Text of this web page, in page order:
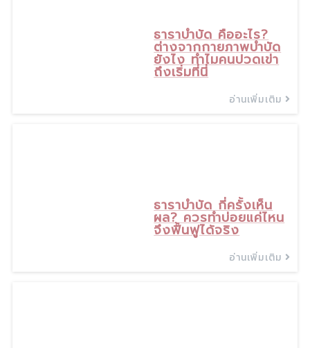
ธาราบำบัด คืออะไร?
ต่างจากกายภาพบำบัด
ยังไง ทำไมคนปวดเข่า
ถึงเริ่มที่นี่
อ่านเพิ่มเติม
ธาราบำบัด กี่ครั้งเห็น
ผล? ควรทำบ่อยแค่ไหน
จึงฟื้นฟูได้จริง
อ่านเพิ่มเติม